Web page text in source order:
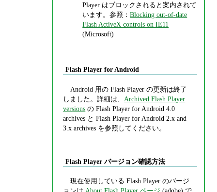
Player はブロックされると案内されて
います。参照：Blocking out-of-date
Flash ActiveX controls on IE11
(Microsoft)
Flash Player for Android
Android 用の Flash Player の更新は終了
しました。詳細は、 Archived Flash Player
versions の Flash Player for Android 4.0
archives と Flash Player for Android 2.x and
3.x archives を参照してください。
Flash Player バージョン確認方法
現在使用している Flash Player のバージ